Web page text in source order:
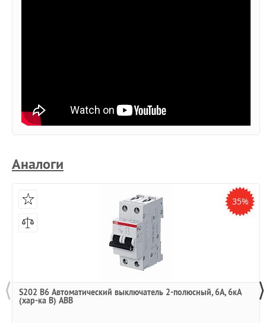
Аналоги
35%
S202 B6 Автоматический выключатель 2-полюсный, 6А, 6кА
(хар-ка B) ABB
⟨ ⟩